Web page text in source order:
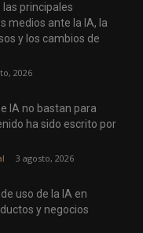
las principales
medios ante la IA, la
y los cambios de
2026
IA no bastan para
ha sido escrito por
3 agosto, 2026
uso de la IA en
y negocios